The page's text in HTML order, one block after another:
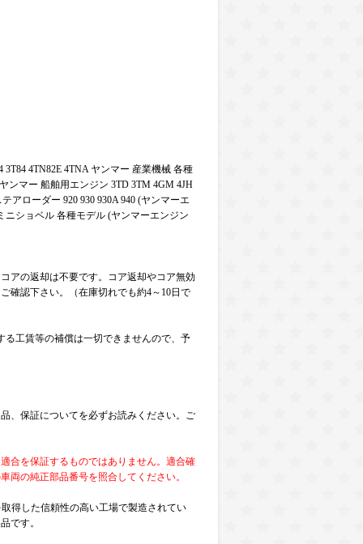
4TN82E 4TNA ヤンマー 産業機械 各種
ンマー 船舶用エンジン 3TD 3TM 4GM 4JH
アローダー 920 930 930A 940 (ヤンマーエ
ショベル 各種モデル (ヤンマーエンジン
アの返却は不要です。コア返却やコア無効
確認下さい。（在庫切れでも約4～10日で
工賃等の補償は一切できませんので、予
、保証についてを必ずお読みください。ご
合を保証するものではありません。適合確
両の純正部品番号を照合してください。
得した信頼性の高い工場で製造されてい
です。